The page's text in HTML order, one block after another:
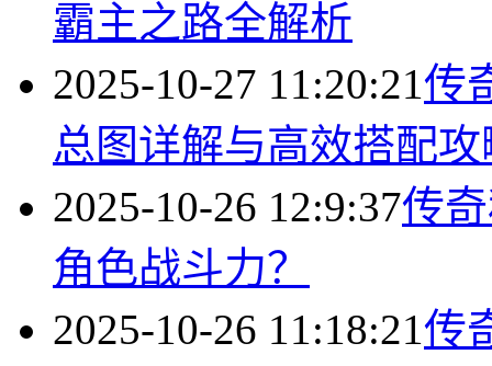
霸主之路全解析
2025-10-27 11:20:21传
总图详解与高效搭配攻
2025-10-26 12:9:37传
角色战斗力？
2025-10-26 11:18:21传